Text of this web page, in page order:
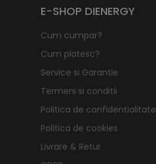
E-SHOP DIENERGY
Cum cumpar?
Cum platesc?
Service si Garantie
Termeni si conditii
Politica de confidentialitate
Politica de cookies
Livrare & Retur